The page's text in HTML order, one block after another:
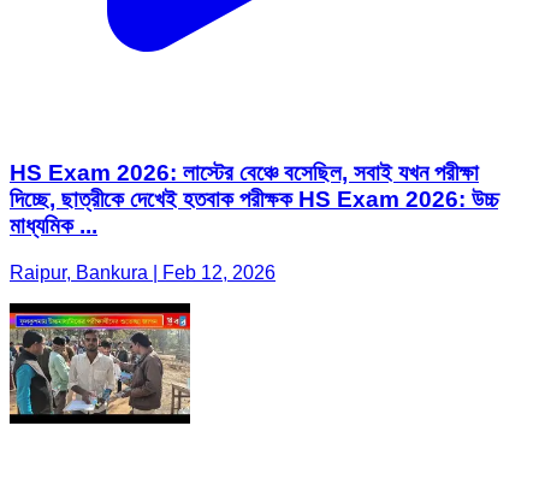
HS Exam 2026: লাস্টের বেঞ্চে বসেছিল, সবাই যখন পরীক্ষা
দিচ্ছে, ছাত্রীকে দেখেই হতবাক পরীক্ষক HS Exam 2026: উচ্চ
মাধ্যমিক ...
Raipur, Bankura | Feb 12, 2026